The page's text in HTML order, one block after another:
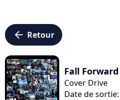
arrow_left Retour
Fall Forward
Cover Drive
Date de